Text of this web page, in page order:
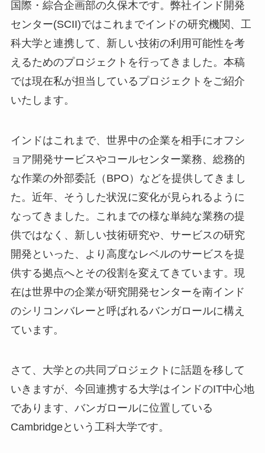
国際・綜合企画部の久保木です。弊社インド開発
センター(SCII)ではこれまでインドの研究機関、工
科大学と連携して、新しい技術の利用可能性を考
えるためのプロジェクトを行ってきました。本稿
では現在私が担当しているプロジェクトをご紹介
いたします。
インドはこれまで、世界中の企業を相手にオフシ
ョア開発サービスやコールセンター業務、総務的
な作業の外部委託（BPO）などを提供してきまし
た。近年、そうした状況に変化が見られるように
なってきました。これまでの様な単純な業務の提
供ではなく、新しい技術研究や、サービスの研究
開発といった、より高度なレベルのサービスを提
供する拠点へとその役割を変えてきています。現
在は世界中の企業が研究開発センターを南インド
のシリコンバレーと呼ばれるバンガロールに構え
ています。
さて、大学との共同プロジェクトに話題を移して
いきますが、今回連携する大学はインドのIT中心地
であります、バンガロールに位置している
Cambridgeという工科大学です。